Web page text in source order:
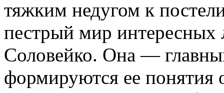
тяжким недугом к
пестрый мир интересных
Соловейко. Она —
формируются ее